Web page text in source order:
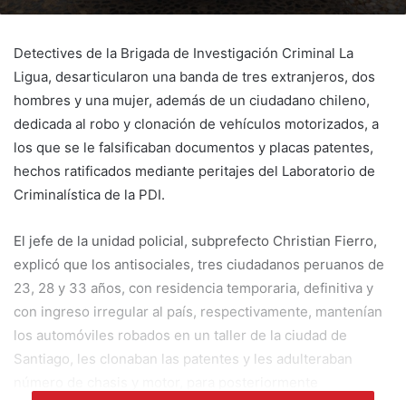
Detectives de la Brigada de Investigación Criminal La
Ligua, desarticularon una banda de tres extranjeros, dos
hombres y una mujer, además de un ciudadano chileno,
dedicada al robo y clonación de vehículos motorizados, a
los que se le falsificaban documentos y placas patentes,
hechos ratificados mediante peritajes del Laboratorio de
Criminalística de la PDI.
El jefe de la unidad policial, subprefecto Christian Fierro,
explicó que los antisociales, tres ciudadanos peruanos de
23, 28 y 33 años, con residencia temporaria, definitiva y
con ingreso irregular al país, respectivamente, mantenían
los automóviles robados en un taller de la ciudad de
Santiago, les clonaban las patentes y les adulteraban